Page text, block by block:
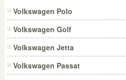
Volkswagen Polo
Volkswagen Golf
Volkswagen Jetta
Volkswagen Passat